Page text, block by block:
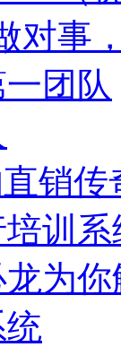
对事
团队
销传
训
为